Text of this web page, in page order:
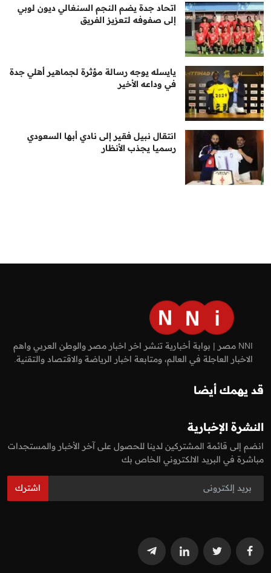
اتحاد جدة يضم النجم السنغالي ديون لوبي
إلى صفوفه لتعزيز الفريق
يايسله يوجه رسالة مؤثرة لجماهير أهلي جدة
في وداعه الأخير
انتقال نبيل فقير إلى نادي أبها السعودي
رسميا يجذب الأنظار
NNI مصر | بوابة أخبارية تنشر اخر اخبار مصر والوطن العربي واهم
الاخبار العاجلة في العالم، ومتابعة اخبار الرياضة والاقتصاد والتقنية.
قد يهمك أيضا
النشرة الإخبارية
انضم إلى قائمة المشتركين لدينا للحصول على آخر الأخبار والمستجدات
مباشرة في البريد الالكتروني الخاص بك
اشترك